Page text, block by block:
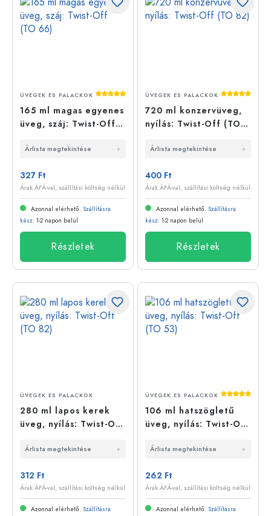
Átlagos értékelés 5 a 5 csillagból
ÜVEGEK ES PALACKOK
165 ml magas egyenes
üveg, száj: Twist-Off
Árlista megtekintése
327 Ft
Árak ÁFÁ-val, szállítási költség nélkül
Azonnal elérhető. Szállításra
kész: 1-2 napon belül
Részletek
Átlagos
ÜVEGEK ES PALACKOK
720 ml konzervüveg,
nyílás: Twist-Off (TO
Árlista megtekintése
400 Ft
Árak ÁFÁ-val, szállítási költség nélkül
Azonnal elérhető. Szállításra
kész: 1-2 napon belül
Részletek
ÜVEGEK ES PALACKOK
280 ml lapos kerek
üveg, nyílás: Twist-Off
Árlista megtekintése
312 Ft
Árak ÁFÁ-val, szállítási költség nélkül
Azonnal elérhető. Szállításra
Átlagos
ÜVEGEK ES PALACKOK
106 ml hatszögletű
üveg, nyílás: Twist-Off
Árlista megtekintése
262 Ft
Árak ÁFÁ-val, szállítási költség nélkül
Azonnal elérhető. Szállításra